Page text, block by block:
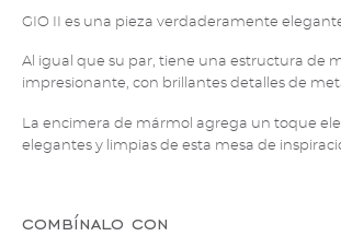
GIO II es una pieza verdaderamente
Al igual que su par, tiene una estructura de
impresionante, con brillantes detalles de
La encimera de mármol agrega un toque
elegantes y limpias de esta mesa de
combínalo con